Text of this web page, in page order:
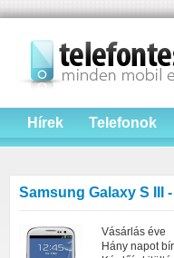
Hírek Telefonok
Samsung Galaxy S III
Vásárlás éve
Hány napot